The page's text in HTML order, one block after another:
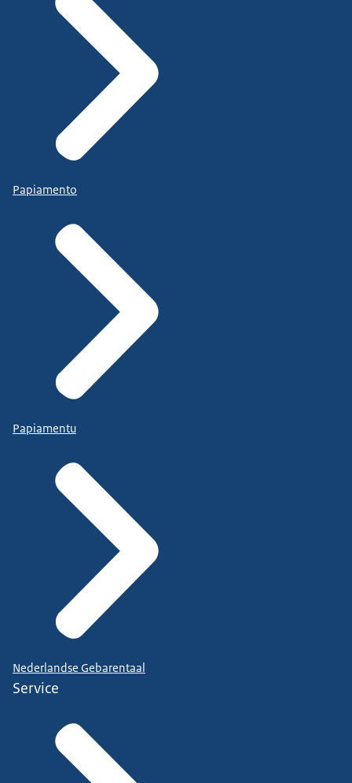
Papiamento
Papiamentu
Nederlandse Gebarentaal
Service